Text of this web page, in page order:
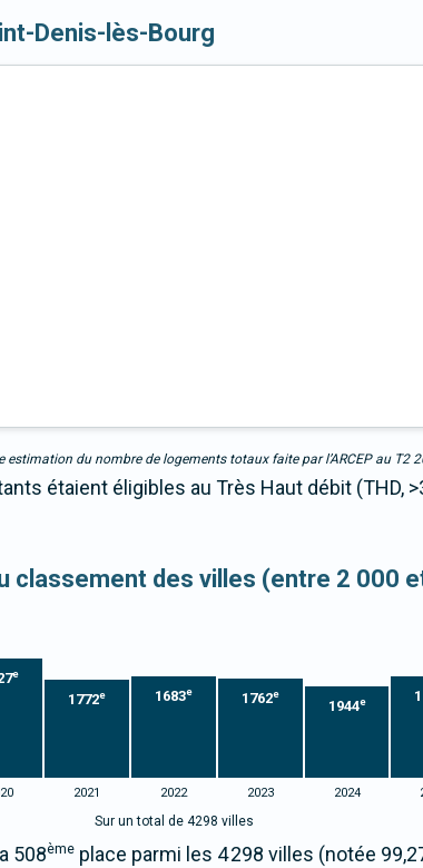
Denis-lès-Bourg
du nombre de logements totaux faite par l’ARCEP au T2
étaient éligibles au Très Haut débit (THD,
classement des villes (entre 2 000
e
1772e 1683e 1762e
1944e
2021 2022 2023 2024
Sur un total de 4298 villes
508ème place parmi les 4 298 villes (notée